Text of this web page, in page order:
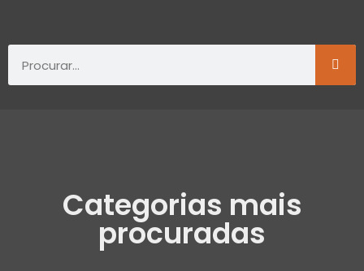
Categorias mais
procuradas